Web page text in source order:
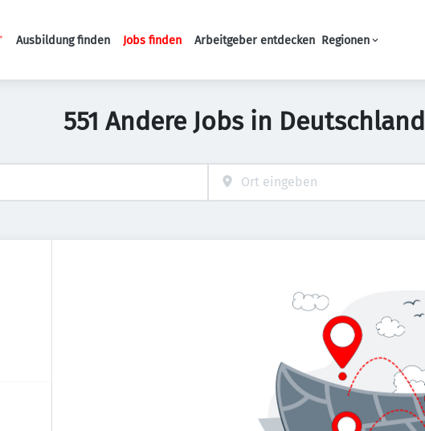
Haupt-Navigation
Ausbildung finden Jobs finden Arbeitgeber entdecken Regionen
551 Andere Jobs in Deutschland